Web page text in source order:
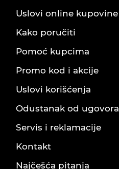
Uslovi online kupovine
Kako poručiti
Pomoć kupcima
Promo kod i akcije
Uslovi korišćenja
Odustanak od ugovora
Servis i reklamacije
Kontakt
Najčešća pitanja